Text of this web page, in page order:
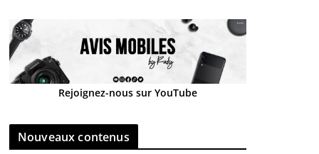
Rejoignez-nous sur YouTube
Nouveaux contenus